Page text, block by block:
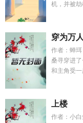
机，并被
穿为万
作者：蝉珥
桑寻穿进
和主角受
上楼
作者：小白